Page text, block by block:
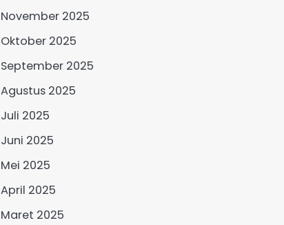
November 2025
Oktober 2025
September 2025
Agustus 2025
Juli 2025
Juni 2025
Mei 2025
April 2025
Maret 2025